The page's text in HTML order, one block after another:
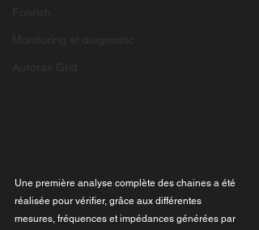
Une première analyse complète des chaines a été
réalisée pour vérifier, grâce aux différentes
mesures, fréquences et impédances générées par